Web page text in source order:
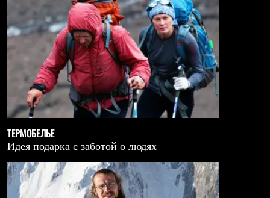
ТЕРМОБЕЛЬЕ
Идея подарка с заботой о людях